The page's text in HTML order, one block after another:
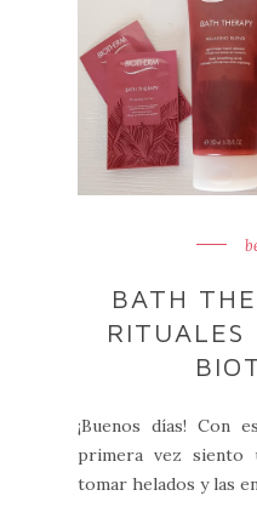
BATH
RITUALES
¡Buenos días! Con
primera vez siento
tomar helados y las